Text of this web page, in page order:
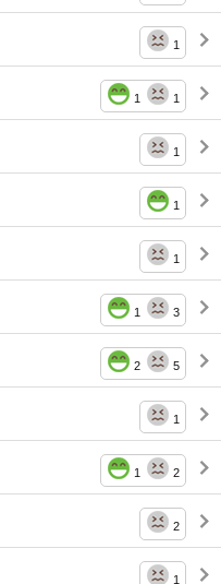
1
1 1
1
1
1
1 3
2 5
1
1 2
2
1